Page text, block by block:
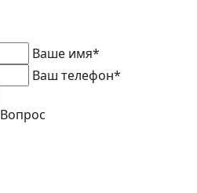
Ваше имя*
Ваш телефон*
Вопрос